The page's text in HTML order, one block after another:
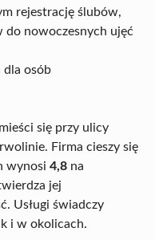
rejestrację ślubów,
nowoczesnych ujęć
dla osób
mieści się przy ulicy
Firma cieszy się
wynosi 4,8 na
jej
Usługi świadczy
i w okolicach.